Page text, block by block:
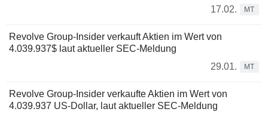
17.02.
MT
Revolve Group-Insider verkauft Aktien im Wert von
4.039.937$ laut aktueller SEC-Meldung
29.01.
MT
Revolve Group-Insider verkaufte Aktien im Wert von
4.039.937 US-Dollar, laut aktueller SEC-Meldung